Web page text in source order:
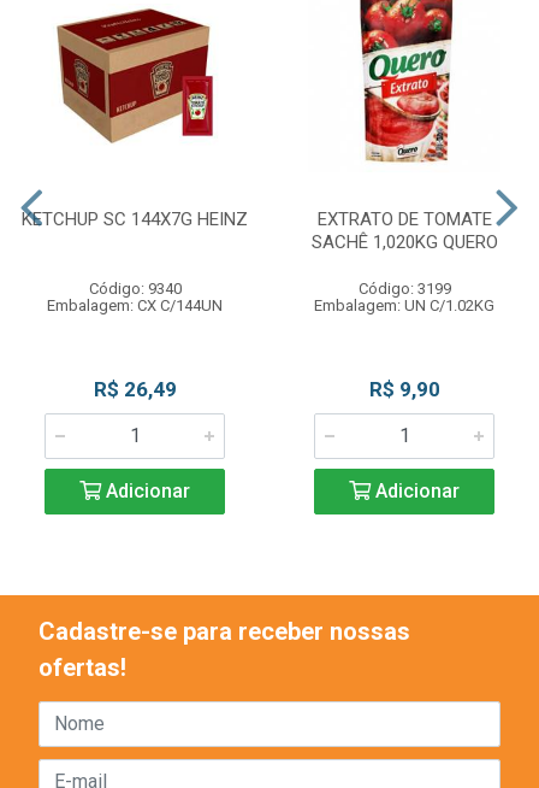
KETCHUP SC 144X7G HEINZ
Código: 9340
Embalagem: CX C/144UN
R$ 26,49
Adicionar
EXTRATO DE TOMATE
SACHÊ 1,020KG QUERO
Código: 3199
Embalagem: UN C/1.02KG
R$ 9,90
Adicionar
Cadastre-se para receber nossas
ofertas!